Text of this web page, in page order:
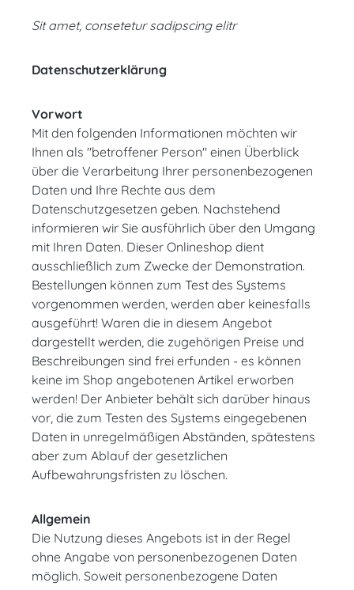
Sit amet, consetetur sadipscing elitr
Datenschutzerklärung
Vorwort
Mit den folgenden Informationen möchten wir
Ihnen als "betroffener Person" einen Überblick
über die Verarbeitung Ihrer personenbezogenen
Daten und Ihre Rechte aus dem
Datenschutzgesetzen geben. Nachstehend
informieren wir Sie ausführlich über den Umgang
mit Ihren Daten. Dieser Onlineshop dient
ausschließlich zum Zwecke der Demonstration.
Bestellungen können zum Test des Systems
vorgenommen werden, werden aber keinesfalls
ausgeführt! Waren die in diesem Angebot
dargestellt werden, die zugehörigen Preise und
Beschreibungen sind frei erfunden - es können
keine im Shop angebotenen Artikel erworben
werden! Der Anbieter behält sich darüber hinaus
vor, die zum Testen des Systems eingegebenen
Daten in unregelmäßigen Abständen, spätestens
aber zum Ablauf der gesetzlichen
Aufbewahrungsfristen zu löschen.
Allgemein
Die Nutzung dieses Angebots ist in der Regel
ohne Angabe von personenbezogenen Daten
möglich. Soweit personenbezogene Daten